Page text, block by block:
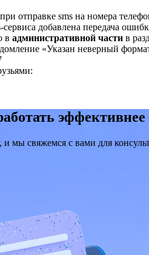
отправке sms на номера
добавлена передача
в административной части в
«Указан неверный
эффективнее
и мы свяжемся с вами для